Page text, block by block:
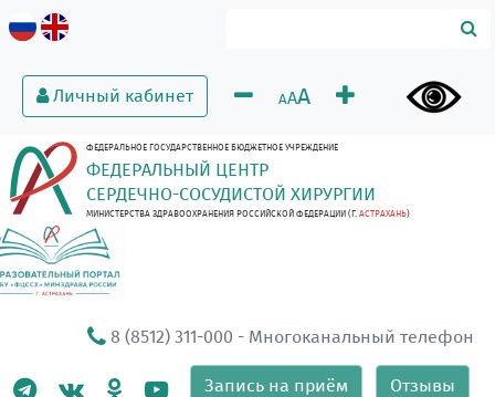
Личный кабинет AAA
ФЕДЕРАЛЬНОЕ ГОСУДАРСТВЕННОЕ БЮДЖЕТНОЕ УЧРЕЖДЕНИЕ
ФЕДЕРАЛЬНЫЙ ЦЕНТР
СЕРДЕЧНО-СОСУДИСТОЙ ХИРУРГИИ
МИНИСТЕРСТВА ЗДРАВООХРАНЕНИЯ РОССИЙСКОЙ ФЕДЕРАЦИИ (Г. АСТРАХАНЬ)
8 (8512) 311-000 - Многоканальный телефон
Запись на приём Отзывы